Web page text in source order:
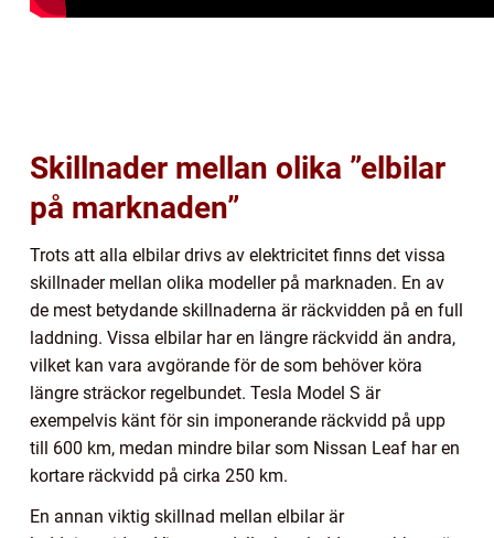
Skillnader mellan olika ”elbilar
på marknaden”
Trots att alla elbilar drivs av elektricitet finns det vissa
skillnader mellan olika modeller på marknaden. En av
de mest betydande skillnaderna är räckvidden på en full
laddning. Vissa elbilar har en längre räckvidd än andra,
vilket kan vara avgörande för de som behöver köra
längre sträckor regelbundet. Tesla Model S är
exempelvis känt för sin imponerande räckvidd på upp
till 600 km, medan mindre bilar som Nissan Leaf har en
kortare räckvidd på cirka 250 km.
En annan viktig skillnad mellan elbilar är